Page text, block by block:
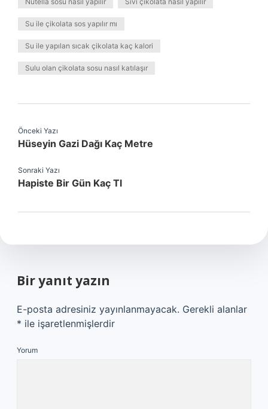
Su ile çikolata sos yapılır mı
Su ile yapılan sıcak çikolata kaç kalori
Sulu olan çikolata sosu nasıl katılaşır
Önceki Yazı
Hüseyin Gazi Dağı Kaç Metre
Sonraki Yazı
Hapiste Bir Gün Kaç Tl
Bir yanıt yazın
E-posta adresiniz yayınlanmayacak. Gerekli alanlar
* ile işaretlenmişlerdir
Yorum